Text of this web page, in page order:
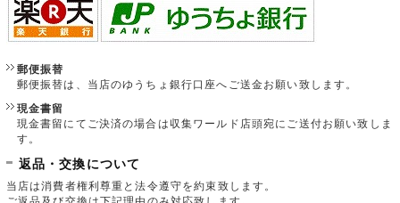
郵便振替
郵便振替は、当店のゆうちょ銀行口座へご送金お願い致します。
現金書留
現金書留にてご決済の場合は収集ワールド店頭宛にご送付お願い致しま
す。
返品・交換について
当店は消費者権利尊重と法令遵守を約束致します。